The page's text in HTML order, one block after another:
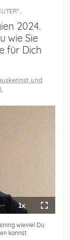
2024.
wie Sie
für Dich
und
1xPlayback
Rate
wieviel Du
kannst.